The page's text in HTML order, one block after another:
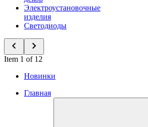
Электроустановочные
изделия
Светодиоды
Item 1 of 12
Новинки
Главная